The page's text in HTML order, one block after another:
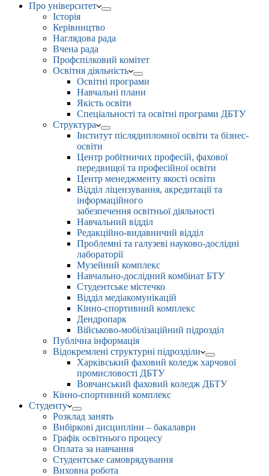
Про університет
Історія
Керівництво
Наглядова рада
Вчена рада
Профспілковий комітет
Освітня діяльність
Освітні програми
Навчальні плани
Якість освіти
Спеціальності та освітні програми ДБТУ
Структура
Інститут післядипломної освіти та бізнес-
освіти
Центр робітничих професій, фахової
передвищої та професійної освіти
Центр менеджменту якості освіти
Відділ ліцензування, акредитації та
інформаційного
забезпечення освітньої діяльності
Навчальний відділ
Редакційно-видавничий відділ
Проблемні та галузеві науково-дослідні
лабораторії
Музейний комплекс
Навчально-дослідний комбінат БТУ
Студентське містечко
Відділ медіакомунікацій
Кінно-спортивний комплекс
Дендропарк
Військово-мобілізаційний підрозділ
Публічна інформація
Відокремлені структурні підрозділи
Харківський фаховий коледж харчової
промисловості ДБТУ
Вовчанський фаховий коледж ДБТУ
Кінно-спортивний комплекс
Студенту
Розклад занять
Вибіркові дисципліни – бакалаври
Графік освітнього процесу
Оплата за навчання
Студентське самоврядування
Виховна робота